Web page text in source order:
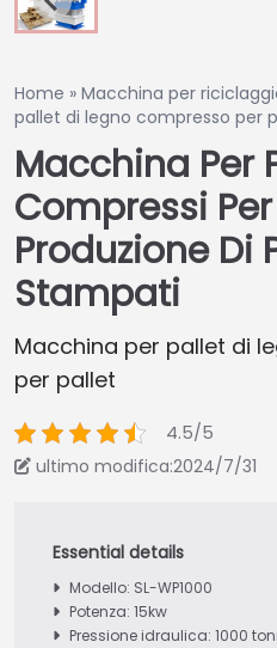
Home » Macchina per
pallet di legno compresso per
Macchina Per
Compressi
Produzione Di
Stampati
Macchina per pallet di
per pallet
4.5/5
ultimo modifica:2024/7/31
Modello: SL-WP1000
Potenza: 15kw
Pressione idraulica: 1000